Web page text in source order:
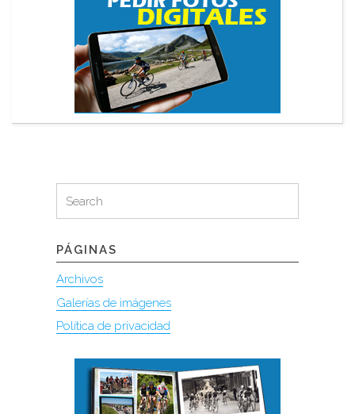
for:
Search
PÁGINAS
Archivos
Galerías de imágenes
Política de privacidad